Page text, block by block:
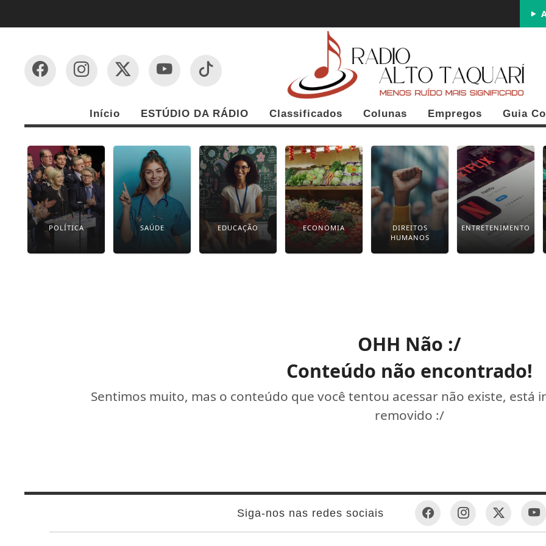
Início ESTÚDIO DA RÁDIO Classificados Colunas Empregos Guia
POLÍTICA SAÚDE EDUCAÇÃO ECONOMIA
DIREITOS
HUMANOS
ENTRETENIMENTO
OHH Não :/
Conteúdo não encontrado!
Sentimos muito, mas o conteúdo que você tentou acessar não existe, está
removido :/
Siga-nos nas redes sociais